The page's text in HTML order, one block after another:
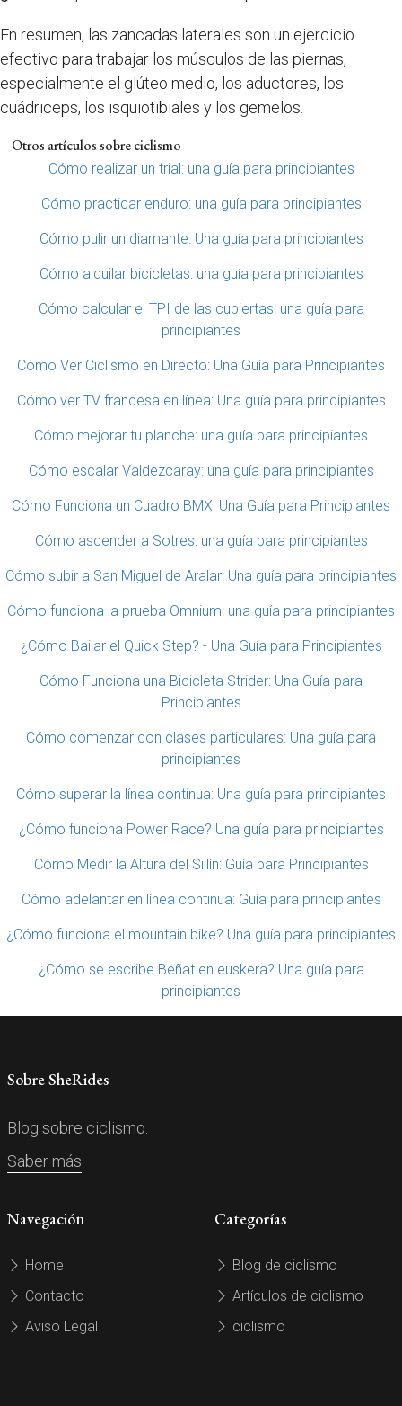
En resumen, las zancadas laterales son un ejercicio
efectivo para trabajar los músculos de las piernas,
especialmente el glúteo medio, los aductores, los
cuádriceps, los isquiotibiales y los gemelos.
Otros artículos sobre ciclismo
Cómo realizar un trial: una guía para principiantes
Cómo practicar enduro: una guía para principiantes
Cómo pulir un diamante: Una guía para principiantes
Cómo alquilar bicicletas: una guía para principiantes
Cómo calcular el TPI de las cubiertas: una guía para
principiantes
Cómo Ver Ciclismo en Directo: Una Guía para Principiantes
Cómo ver TV francesa en línea: Una guía para principiantes
Cómo mejorar tu planche: una guía para principiantes
Cómo escalar Valdezcaray: una guía para principiantes
Cómo Funciona un Cuadro BMX: Una Guía para Principiantes
Cómo ascender a Sotres: una guía para principiantes
Cómo subir a San Miguel de Aralar: Una guía para principiantes
Cómo funciona la prueba Omnium: una guía para principiantes
¿Cómo Bailar el Quick Step? - Una Guía para Principiantes
Cómo Funciona una Bicicleta Strider: Una Guía para
Principiantes
Cómo comenzar con clases particulares: Una guía para
principiantes
Cómo superar la línea continua: Una guía para principiantes
¿Cómo funciona Power Race? Una guía para principiantes
Cómo Medir la Altura del Sillín: Guía para Principiantes
Cómo adelantar en línea continua: Guía para principiantes
¿Cómo funciona el mountain bike? Una guía para principiantes
¿Cómo se escribe Beñat en euskera? Una guía para
principiantes
Sobre SheRides
Blog sobre ciclismo.
Saber más
Navegación
Home
Contacto
Aviso Legal
Categorías
Blog de ciclismo
Artículos de ciclismo
ciclismo